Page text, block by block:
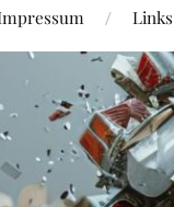
Links